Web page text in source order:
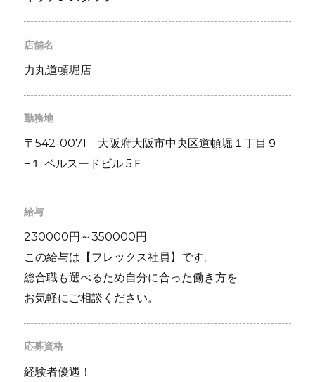
店舗名
力丸道頓堀店
勤務地
〒542-0071 大阪府大阪市中央区道頓堀１丁目９
−１ ベルスードビル 5Ｆ
給与
230000円～350000円
この給与は【フレックス社員】です。
総合職も選べるため自分に合った働き方を
お気軽にご相談ください。
応募資格
経験者優遇！